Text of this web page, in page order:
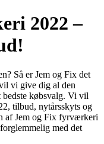
2022 –
Så er Jem og Fix det
vi give dig al den
købsvalg. Vi vil
tilbud, nytårsskyts og
af Jem og Fix fyrværkeri
med det